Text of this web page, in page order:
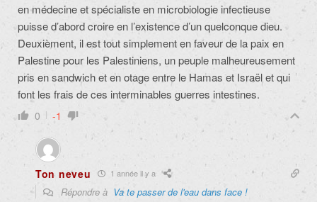
en médecine et spécialiste en microbiologie infectieuse
puisse d’abord croire en l’existence d’un quelconque dieu.
Deuxièment, il est tout simplement en faveur de la paix en
Palestine pour les Palestiniens, un peuple malheureusement
pris en sandwich et en otage entre le Hamas et Israël et qui
font les frais de ces interminables guerres intestines.
0 -1
Ton neveu 1 année il y a
Répondre à Va te passer de l'eau dans face !